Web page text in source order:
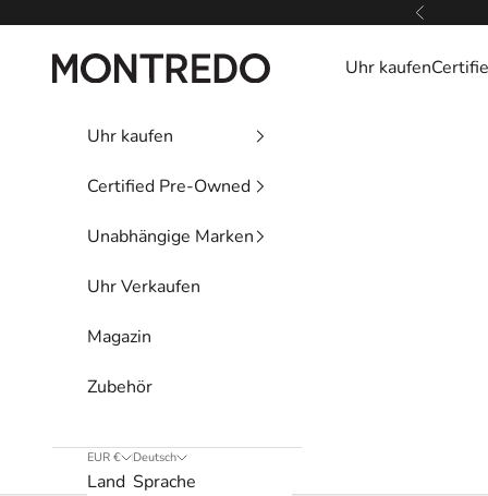
Zurück
Montredo Uhr kaufen
Uhr kaufen
Certified Pre-Owned
Unabhängige Marken
Uhr Verkaufen
Magazin
Zubehör
EUR €
Land
Deutsch
Sprache